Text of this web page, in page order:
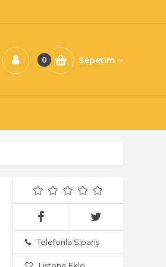
0 Sepetim
Telefonla Sipariş